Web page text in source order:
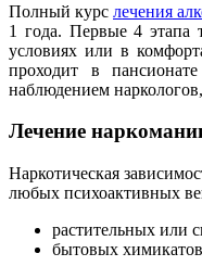
Полный курс лечения
1 года. Первые 4
условиях или в
проходит в
наблюдением
Лечение
Наркотическая
любых психоактивных
растительных или
бытовых